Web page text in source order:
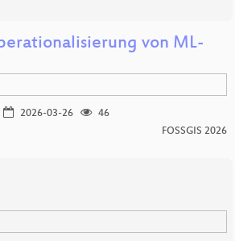
von ML-
2026-03-26
46
FOSSGIS 2026